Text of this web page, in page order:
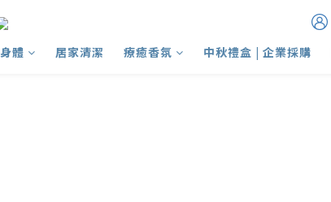
身體 居家清潔 療癒香氛 中秋禮盒 | 企業採購